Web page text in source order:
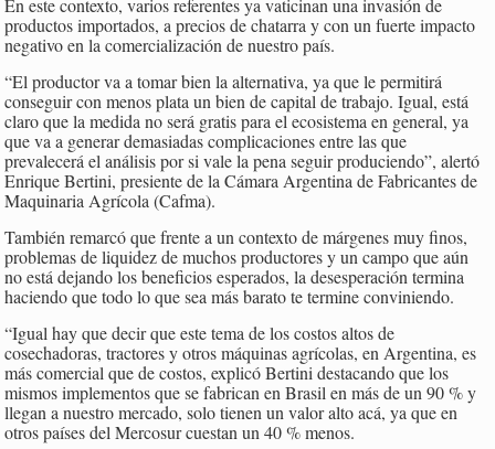
En este contexto, varios referentes ya vaticinan una invasión de
productos importados, a precios de chatarra y con un fuerte impacto
negativo en la comercialización de nuestro país.
“El productor va a tomar bien la alternativa, ya que le permitirá
conseguir con menos plata un bien de capital de trabajo. Igual, está
claro que la medida no será gratis para el ecosistema en general, ya
que va a generar demasiadas complicaciones entre las que
prevalecerá el análisis por si vale la pena seguir produciendo”, alertó
Enrique Bertini, presiente de la Cámara Argentina de Fabricantes de
Maquinaria Agrícola (Cafma).
También remarcó que frente a un contexto de márgenes muy finos,
problemas de liquidez de muchos productores y un campo que aún
no está dejando los beneficios esperados, la desesperación termina
haciendo que todo lo que sea más barato te termine conviniendo.
“Igual hay que decir que este tema de los costos altos de
cosechadoras, tractores y otros máquinas agrícolas, en Argentina, es
más comercial que de costos, explicó Bertini destacando que los
mismos implementos que se fabrican en Brasil en más de un 90 % y
llegan a nuestro mercado, solo tienen un valor alto acá, ya que en
otros países del Mercosur cuestan un 40 % menos.